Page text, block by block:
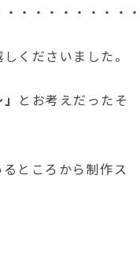
・・・・・・・・・
くださいました。
とお考えだったそ
ところから制作ス